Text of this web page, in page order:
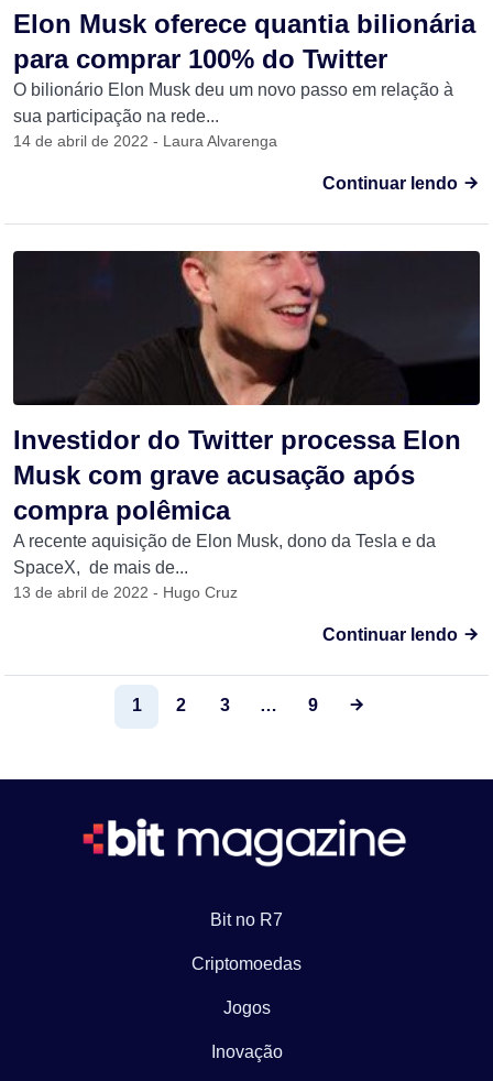
Elon Musk oferece quantia bilionária
para comprar 100% do Twitter
O bilionário Elon Musk deu um novo passo em relação à
sua participação na rede...
14 de abril de 2022 - Laura Alvarenga
Continuar lendo
Investidor do Twitter processa Elon
Musk com grave acusação após
compra polêmica
A recente aquisição de Elon Musk, dono da Tesla e da
SpaceX, de mais de...
13 de abril de 2022 - Hugo Cruz
Continuar lendo
1 2 3 … 9
Bit no R7
Criptomoedas
Jogos
Inovação